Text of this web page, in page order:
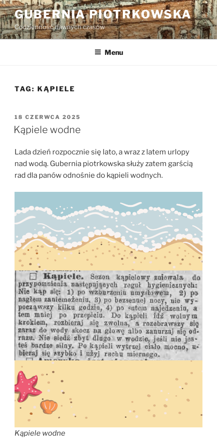
Przejdź
do
treści
GUBERNIA PIOTRKOWSKA
Codzienność dawnych czasów
Menu
TAG: KĄPIELE
OPUBLIKOWANE
W
18 CZERWCA 2025
Kąpiele wodne
Lada dzień rozpocznie się lato, a wraz z latem urlopy
nad wodą. Gubernia piotrkowska służy zatem garścią
rad dla panów odnośnie do kąpieli wodnych.
Kąpiele wodne